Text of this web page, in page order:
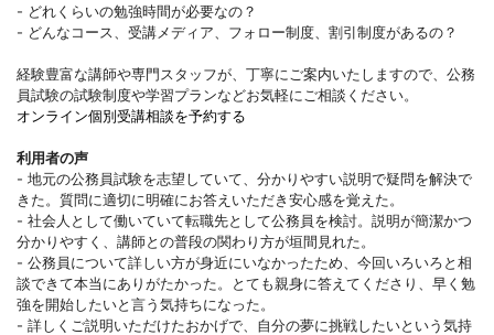
- どれくらいの勉強時間が必要なの？
- どんなコース、受講メディア、フォロー制度、割引制度があるの？
経験豊富な講師や専門スタッフが、丁寧にご案内いたしますので、公務
員試験の試験制度や学習プランなどお気軽にご相談ください。
オンライン個別受講相談を予約する
利用者の声
- 地元の公務員試験を志望していて、分かりやすい説明で疑問を解決で
きた。質問に適切に明確にお答えいただき安心感を覚えた。
- 社会人として働いていて転職先として公務員を検討。説明が簡潔かつ
分かりやすく、講師との普段の関わり方が垣間見れた。
- 公務員について詳しい方が身近にいなかったため、今回いろいろと相
談できて本当にありがたかった。とても親身に答えてくださり、早く勉
強を開始したいと言う気持ちになった。
- 詳しくご説明いただけたおかげで、自分の夢に挑戦したいという気持